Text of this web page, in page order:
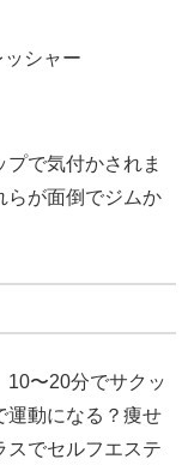
シャー
で気付かされま
らが面倒でジムか
10〜20分でサクッ
運動になる？痩せ
スでセルフエステ